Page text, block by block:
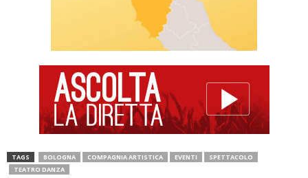
TAGS BOLOGNA COMPAGNIA ARTISTICA EVENTI
SPETTACOLO
TEATRO DANZA